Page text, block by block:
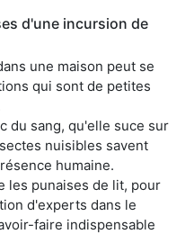
d'une incursion de
une maison peut se
qui sont de petites
du sang, qu'elle suce sur
nuisibles savent
humaine.
les punaises de lit, pour
d'experts dans le
faire indispensable